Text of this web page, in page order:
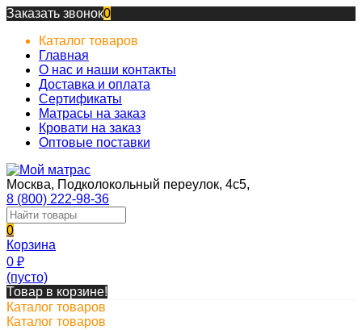
Заказать звонок0
Каталог товаров
Главная
О нас и наши контакты
Доставка и оплата
Сертификаты
Матрасы на заказ
Кровати на заказ
Оптовые поставки
Москва, Подколокольный переулок, 4с5,
8 (800) 222-98-36
0
Корзина
0 ₽
(пусто)
Товар в корзине!
Каталог товаров
Каталог товаров